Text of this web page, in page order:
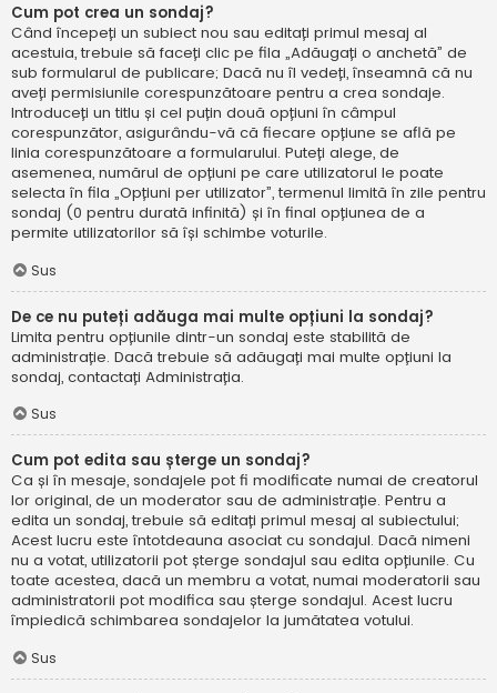
Cum pot crea un sondaj?
Când începeți un subiect nou sau editați primul mesaj al
acestuia, trebuie să faceți clic pe fila „Adăugați o anchetă” de
sub formularul de publicare; Dacă nu îl vedeți, înseamnă că nu
aveți permisiunile corespunzătoare pentru a crea sondaje.
Introduceți un titlu și cel puțin două opțiuni în câmpul
corespunzător, asigurându-vă că fiecare opțiune se află pe
linia corespunzătoare a formularului. Puteți alege, de
asemenea, numărul de opțiuni pe care utilizatorul le poate
selecta în fila „Opțiuni per utilizator”, termenul limită în zile pentru
sondaj (0 pentru durată infinită) și în final opțiunea de a
permite utilizatorilor să își schimbe voturile.
Sus
De ce nu puteți adăuga mai multe opțiuni la sondaj?
Limita pentru opțiunile dintr-un sondaj este stabilită de
administrație. Dacă trebuie să adăugați mai multe opțiuni la
sondaj, contactați Administrația.
Sus
Cum pot edita sau șterge un sondaj?
Ca și în mesaje, sondajele pot fi modificate numai de creatorul
lor original, de un moderator sau de administrație. Pentru a
edita un sondaj, trebuie să editați primul mesaj al subiectului;
Acest lucru este întotdeauna asociat cu sondajul. Dacă nimeni
nu a votat, utilizatorii pot șterge sondajul sau edita opțiunile. Cu
toate acestea, dacă un membru a votat, numai moderatorii sau
administratorii pot modifica sau șterge sondajul. Acest lucru
împiedică schimbarea sondajelor la jumătatea votului.
Sus